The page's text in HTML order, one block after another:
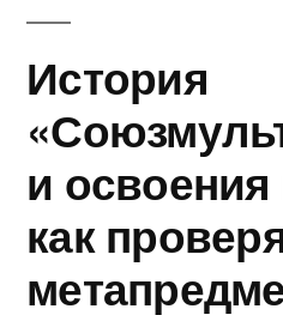
История
и
как